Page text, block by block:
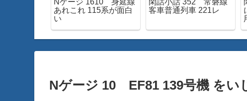
Nゲージ 1610 身延線
あれこれ 115系が面白
い
閑話小話 352 常磐線
客車普通列車 221レ
Nゲージ 10 EF81 139号機 をい